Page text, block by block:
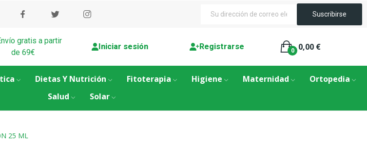
gratis a partir
de 69€
Iniciar sesión Registrarse 0,00 €
0
Dietas Y Nutrición Fitoterapia Higiene Maternidad
Ortopedia
Salud
Solar
25 ML